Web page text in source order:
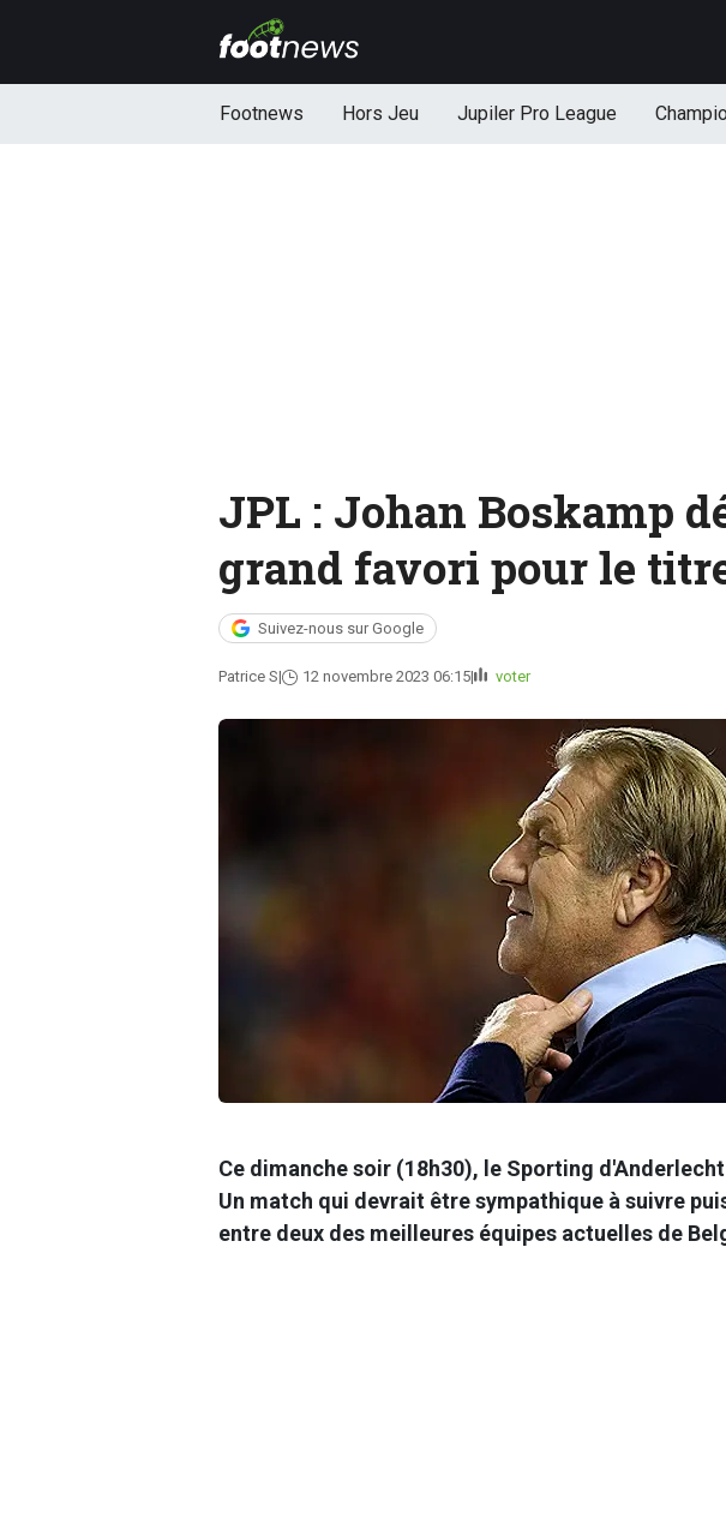
Footnews Hors Jeu Jupiler Pro League
JPL : Johan Boskamp
grand favori pour le
Suivez-nous sur Google
Patrice S 12 novembre 2023 06:15 voter
Ce dimanche soir (18h30), le Sporting
Un match qui devrait être sympathique à suivre
entre deux des meilleures équipes actuelles de